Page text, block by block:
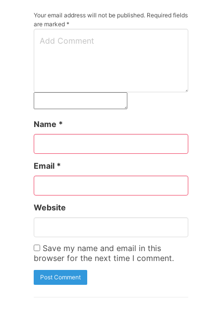
Your email address will not be published. Required fields
are marked *
Name *
Email *
Website
Save my name and email in this
browser for the next time I comment.